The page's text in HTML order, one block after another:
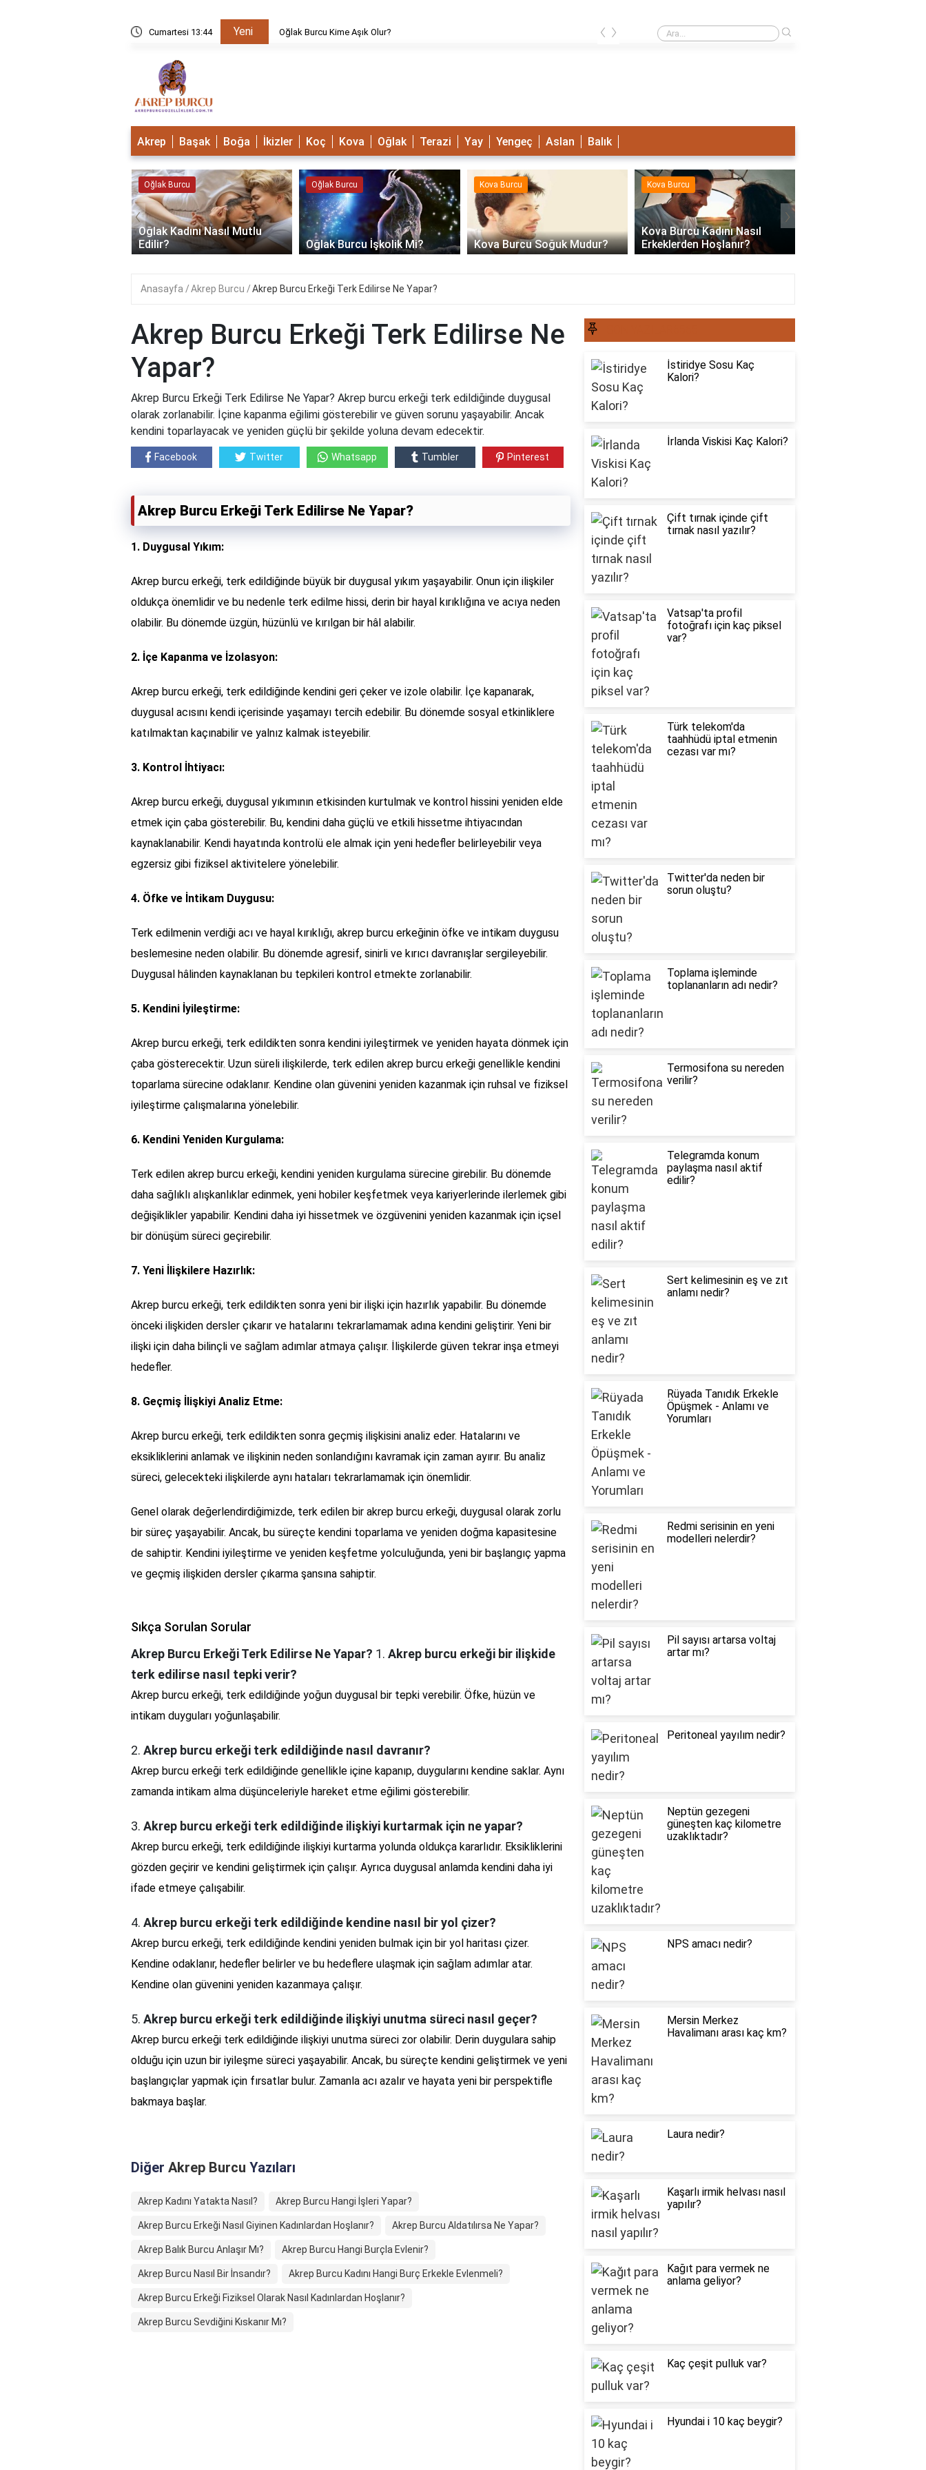
Cumartesi 13:44 Yeni Oğlak Burcu Kime Aşık Olur? Terazi Erkeği Nasıl Sevişir?
‹ ›
Akrep Başak Boğa İkizler Koç Kova Oğlak Terazi Yay Yengeç Aslan Balık
Oğlak Burcu
Oğlak Kadını Nasıl Mutlu
Edilir?
Oğlak Burcu
Oğlak Burcu İşkolik Mi?
Kova Burcu
Kova Burcu Soğuk Mudur?
Kova Burcu
Kova Burcu Kadını Nasıl
Erkeklerden Hoşlanır?
‹ ›
Anasayfa Akrep Burcu Akrep Burcu Erkeği Terk Edilirse Ne Yapar?
Akrep Burcu Erkeği Terk Edilirse Ne
Yapar?
Akrep Burcu Erkeği Terk Edilirse Ne Yapar? Akrep burcu erkeği terk edildiğinde duygusal
olarak zorlanabilir. İçine kapanma eğilimi gösterebilir ve güven sorunu yaşayabilir. Ancak
kendini toparlayacak ve yeniden güçlü bir şekilde yoluna devam edecektir.
Facebook Twitter Whatsapp Tumbler Pinterest
Akrep Burcu Erkeği Terk Edilirse Ne Yapar?
1. Duygusal Yıkım:
Akrep burcu erkeği, terk edildiğinde büyük bir duygusal yıkım yaşayabilir. Onun için ilişkiler
oldukça önemlidir ve bu nedenle terk edilme hissi, derin bir hayal kırıklığına ve acıya neden
olabilir. Bu dönemde üzgün, hüzünlü ve kırılgan bir hâl alabilir.
2. İçe Kapanma ve İzolasyon:
Akrep burcu erkeği, terk edildiğinde kendini geri çeker ve izole olabilir. İçe kapanarak,
duygusal acısını kendi içerisinde yaşamayı tercih edebilir. Bu dönemde sosyal etkinliklere
katılmaktan kaçınabilir ve yalnız kalmak isteyebilir.
3. Kontrol İhtiyacı:
Akrep burcu erkeği, duygusal yıkımının etkisinden kurtulmak ve kontrol hissini yeniden elde
etmek için çaba gösterebilir. Bu, kendini daha güçlü ve etkili hissetme ihtiyacından
kaynaklanabilir. Kendi hayatında kontrolü ele almak için yeni hedefler belirleyebilir veya
egzersiz gibi fiziksel aktivitelere yönelebilir.
4. Öfke ve İntikam Duygusu:
Terk edilmenin verdiği acı ve hayal kırıklığı, akrep burcu erkeğinin öfke ve intikam duygusu
beslemesine neden olabilir. Bu dönemde agresif, sinirli ve kırıcı davranışlar sergileyebilir.
Duygusal hâlinden kaynaklanan bu tepkileri kontrol etmekte zorlanabilir.
5. Kendini İyileştirme:
Akrep burcu erkeği, terk edildikten sonra kendini iyileştirmek ve yeniden hayata dönmek için
çaba gösterecektir. Uzun süreli ilişkilerde, terk edilen akrep burcu erkeği genellikle kendini
toparlama sürecine odaklanır. Kendine olan güvenini yeniden kazanmak için ruhsal ve fiziksel
iyileştirme çalışmalarına yönelebilir.
6. Kendini Yeniden Kurgulama:
Terk edilen akrep burcu erkeği, kendini yeniden kurgulama sürecine girebilir. Bu dönemde
daha sağlıklı alışkanlıklar edinmek, yeni hobiler keşfetmek veya kariyerlerinde ilerlemek gibi
değişiklikler yapabilir. Kendini daha iyi hissetmek ve özgüvenini yeniden kazanmak için içsel
bir dönüşüm süreci geçirebilir.
7. Yeni İlişkilere Hazırlık:
Akrep burcu erkeği, terk edildikten sonra yeni bir ilişki için hazırlık yapabilir. Bu dönemde
önceki ilişkiden dersler çıkarır ve hatalarını tekrarlamamak adına kendini geliştirir. Yeni bir
ilişki için daha bilinçli ve sağlam adımlar atmaya çalışır. İlişkilerde güven tekrar inşa etmeyi
hedefler.
8. Geçmiş İlişkiyi Analiz Etme:
Akrep burcu erkeği, terk edildikten sonra geçmiş ilişkisini analiz eder. Hatalarını ve
eksikliklerini anlamak ve ilişkinin neden sonlandığını kavramak için zaman ayırır. Bu analiz
süreci, gelecekteki ilişkilerde aynı hataları tekrarlamamak için önemlidir.
Genel olarak değerlendirdiğimizde, terk edilen bir akrep burcu erkeği, duygusal olarak zorlu
bir süreç yaşayabilir. Ancak, bu süreçte kendini toparlama ve yeniden doğma kapasitesine
de sahiptir. Kendini iyileştirme ve yeniden keşfetme yolculuğunda, yeni bir başlangıç yapma
ve geçmiş ilişkiden dersler çıkarma şansına sahiptir.
Sıkça Sorulan Sorular
Akrep Burcu Erkeği Terk Edilirse Ne Yapar? 1. Akrep burcu erkeği bir ilişkide
terk edilirse nasıl tepki verir?
Akrep burcu erkeği, terk edildiğinde yoğun duygusal bir tepki verebilir. Öfke, hüzün ve
intikam duyguları yoğunlaşabilir.
2. Akrep burcu erkeği terk edildiğinde nasıl davranır?
Akrep burcu erkeği terk edildiğinde genellikle içine kapanıp, duygularını kendine saklar. Aynı
zamanda intikam alma düşünceleriyle hareket etme eğilimi gösterebilir.
3. Akrep burcu erkeği terk edildiğinde ilişkiyi kurtarmak için ne yapar?
Akrep burcu erkeği, terk edildiğinde ilişkiyi kurtarma yolunda oldukça kararlıdır. Eksikliklerini
gözden geçirir ve kendini geliştirmek için çalışır. Ayrıca duygusal anlamda kendini daha iyi
ifade etmeye çalışabilir.
4. Akrep burcu erkeği terk edildiğinde kendine nasıl bir yol çizer?
Akrep burcu erkeği, terk edildiğinde kendini yeniden bulmak için bir yol haritası çizer.
Kendine odaklanır, hedefler belirler ve bu hedeflere ulaşmak için sağlam adımlar atar.
Kendine olan güvenini yeniden kazanmaya çalışır.
5. Akrep burcu erkeği terk edildiğinde ilişkiyi unutma süreci nasıl geçer?
Akrep burcu erkeği terk edildiğinde ilişkiyi unutma süreci zor olabilir. Derin duygulara sahip
olduğu için uzun bir iyileşme süreci yaşayabilir. Ancak, bu süreçte kendini geliştirmek ve yeni
başlangıçlar yapmak için fırsatlar bulur. Zamanla acı azalır ve hayata yeni bir perspektifle
bakmaya başlar.
Diğer Akrep Burcu Yazıları
Akrep Kadını Yatakta Nasıl? Akrep Burcu Hangi İşleri Yapar?
Akrep Burcu Erkeği Nasıl Giyinen Kadınlardan Hoşlanır? Akrep Burcu Aldatılırsa Ne Yapar?
Akrep Balık Burcu Anlaşır Mı? Akrep Burcu Hangi Burçla Evlenir?
Akrep Burcu Nasıl Bir İnsandır? Akrep Burcu Kadını Hangi Burç Erkekle Evlenmeli?
Akrep Burcu Erkeği Fiziksel Olarak Nasıl Kadınlardan Hoşlanır?
Akrep Burcu Sevdiğini Kıskanır Mı?
İstiridye Sosu Kaç
Kalori?
İrlanda Viskisi Kaç Kalori?
Çift tırnak içinde çift
tırnak nasıl yazılır?
Vatsap'ta profil
fotoğrafı için kaç piksel
var?
Türk telekom'da
taahhüdü iptal etmenin
cezası var mı?
Twitter'da neden bir
sorun oluştu?
Toplama işleminde
toplananların adı nedir?
Termosifona su nereden
verilir?
Telegramda konum
paylaşma nasıl aktif
edilir?
Sert kelimesinin eş ve zıt
anlamı nedir?
Rüyada Tanıdık Erkekle
Öpüşmek - Anlamı ve
Yorumları
Redmi serisinin en yeni
modelleri nelerdir?
Pil sayısı artarsa voltaj
artar mı?
Peritoneal yayılım nedir?
Neptün gezegeni
güneşten kaç kilometre
uzaklıktadır?
NPS amacı nedir?
Mersin Merkez
Havalimanı arası kaç km?
Laura nedir?
Kaşarlı irmik helvası nasıl
yapılır?
Kağıt para vermek ne
anlama geliyor?
Kaç çeşit pulluk var?
Hyundai i 10 kaç beygir?